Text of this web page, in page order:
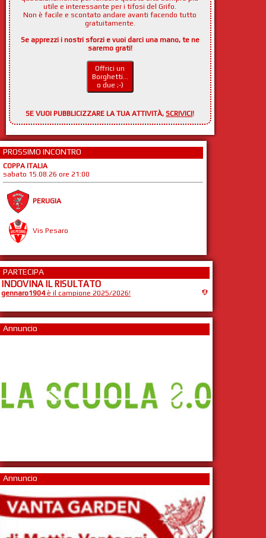
utile e interessante per i tifosi del Grifo.
Non è facile e scontato andare avanti facendo tutto
gratuitamente.
Se apprezzi i nostri sforzi e vuoi darci una mano, te ne
saremo grati!
Offrici un
Borghetti...
o due ;-)
SE VUOI PUBBLICIZZARE LA TUA ATTIVITÀ,SCRIVICI!
PROSSIMO INCONTRO
COPPA ITALIA
sabato 15.08.26 ore 21:00
PERUGIA
Vis Pesaro
PARTECIPA
INDOVINA IL RISULTATO
gennaro1904è il campione 2025/2026!
Annuncio
Annuncio